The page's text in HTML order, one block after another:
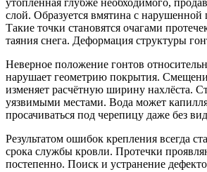
слой. Образуется вмятина с нарушенной
Такие точки становятся очагами
таяния снега. Деформация структуры
Неверное положение гонтов
нарушает геометрию покрытия.
изменяет расчётную ширину нахлёста.
уязвимыми местами. Вода может
просачиваться под черепицу даже без
Результатом ошибок крепления всегда
срока службы кровли. Протечки
постепенно. Поиск и устранение